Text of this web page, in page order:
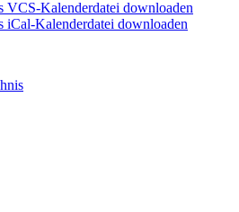
VCS-Kalenderdatei downloaden
iCal-Kalenderdatei downloaden